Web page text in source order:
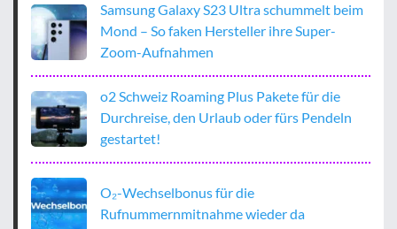
Samsung Galaxy S23 Ultra schummelt beim
Mond – So faken Hersteller ihre Super-
Zoom-Aufnahmen
o2 Schweiz Roaming Plus Pakete für die
Durchreise, den Urlaub oder fürs Pendeln
gestartet!
O₂-Wechselbonus für die
Rufnummernmitnahme wieder da